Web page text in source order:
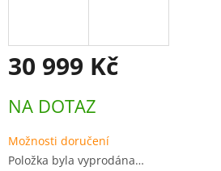
30 999 Kč
cena:
NA DOTAZ
Možnosti doručení
Položka byla vyprodána…